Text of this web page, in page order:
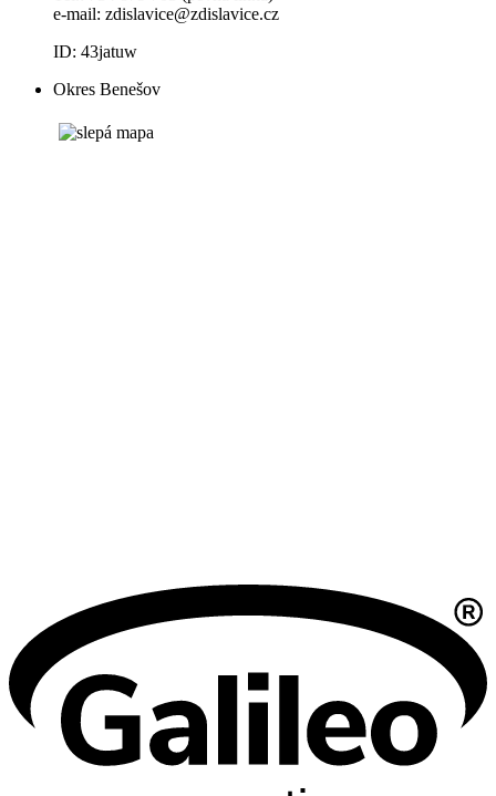
e-mail: zdislavice@zdislavice.cz
ID: 43jatuw
Okres Benešov